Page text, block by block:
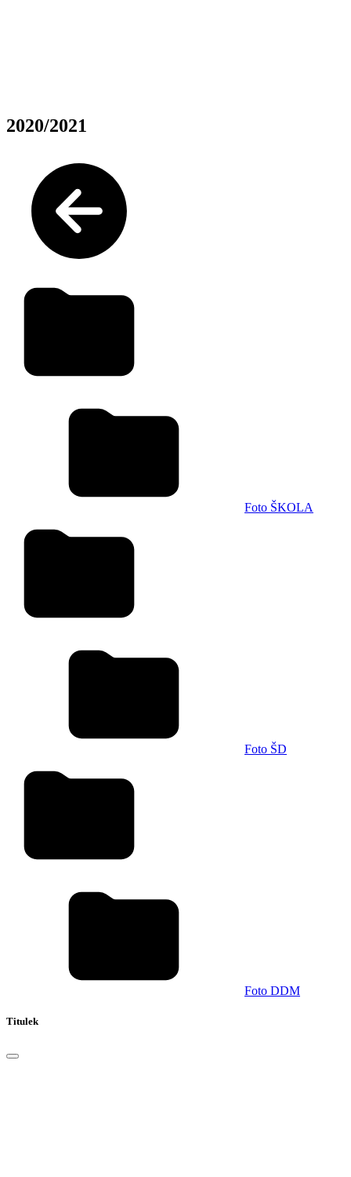
2020/2021
Foto ŠKOLA
Foto ŠD
Foto DDM
Titulek